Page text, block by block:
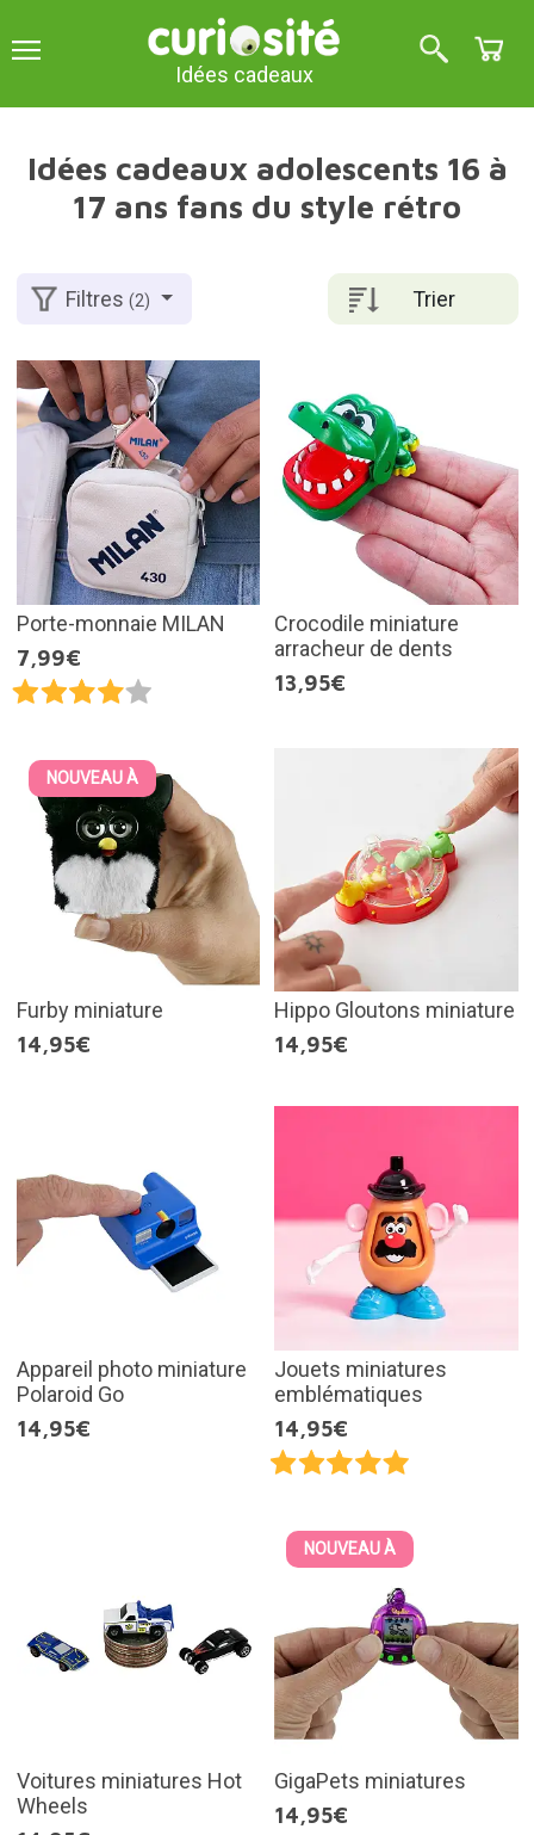
Idées cadeaux
Idées cadeaux adolescents 16 à
17 ans fans du style rétro
Trier
Filtres(2)
Porte-monnaie MILAN
7,99€
Crocodile miniature
arracheur de dents
13,95€
NOUVEAU À
Furby miniature
14,95€
Hippo Gloutons miniature
14,95€
Appareil photo miniature
Polaroid Go
14,95€
Jouets miniatures
emblématiques
14,95€
Voitures miniatures Hot
Wheels
NOUVEAU À
GigaPets miniatures
14,95€